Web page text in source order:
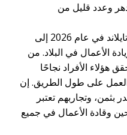
وعدد قليل من
تشير قائمة أغنى 10 أشخاص في تايلاند في عام 2026 إلى
الأعمال في البلاد. من
هؤلاء الأفراد نجاحًا
على طول الطريق. إن
بثمن، وتجاربهم تعتبر
وقادة الأعمال في جميع